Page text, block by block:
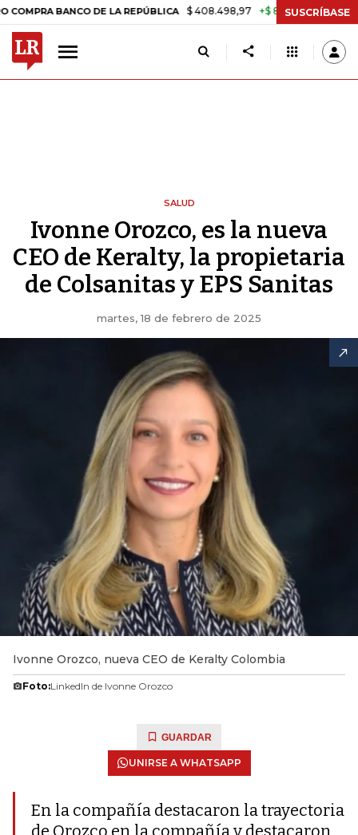
BANCO DE LA REPÚBLICA $ 408.498,97 +$ 8.753,81 +2,19%
SUSCRÍBASE
SALUD
Ivonne Orozco, es la nueva
CEO de Keralty, la propietaria
de Colsanitas y EPS Sanitas
martes, 18 de febrero de 2025
Ivonne Orozco, nueva CEO de Keralty Colombia
Foto:LinkedIn de Ivonne Orozco
GUARDAR
UNIRSE A WHATSAPP
En la compañía destacaron la trayectoria
de Orozco en la compañía y destacaron